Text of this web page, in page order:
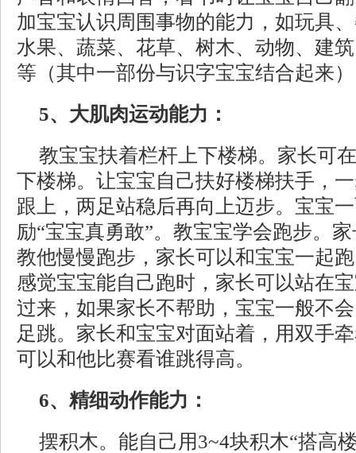
加宝宝认识周围事物的能力，如玩具
水果、蔬菜、花草、树木、动物、建
等（其中一部份与识字宝宝结合起来
5、大肌肉运动能力：
教宝宝扶着栏杆上下楼梯。家长可
下楼梯。让宝宝自己扶好楼梯扶手，
跟上，两足站稳后再向上迈步。宝宝
励“宝宝真勇敢”。教宝宝学会跑步。
教他慢慢跑步，家长可以和宝宝一起
感觉宝宝能自己跑时，家长可以站在
过来，如果家长不帮助，宝宝一般不
足跳。家长和宝宝对面站着，用双手
可以和他比赛看谁跳得高。
6、精细动作能力：
摆积木。能自己用3~4块积木“搭高